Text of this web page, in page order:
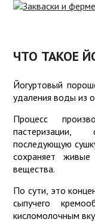
ИНТЕРНЕТ-
ОБОРУДОВАНИЕ
СОВЕТЫ
КУЛИНАРИЯ
КАЧЕСТВО
ПОЛЬЗА
О
ДЛЯ
ЙОГУРТА
ЗАКВАСКИ
ЗАКВАСКИ
ДЛЯ
ТВОРОГА
ЧТО ТАКОЕ
Йогуртовый
удаления воды из
Процесс
последующую
сохраняет
вещества.
По сути, это
сыпучего
кисломолочным